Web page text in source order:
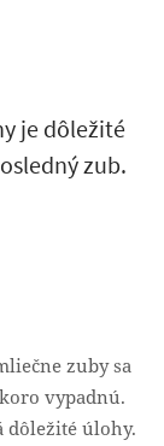
je dôležité
zub.
zuby sa
vypadnú.
dôležité úlohy.